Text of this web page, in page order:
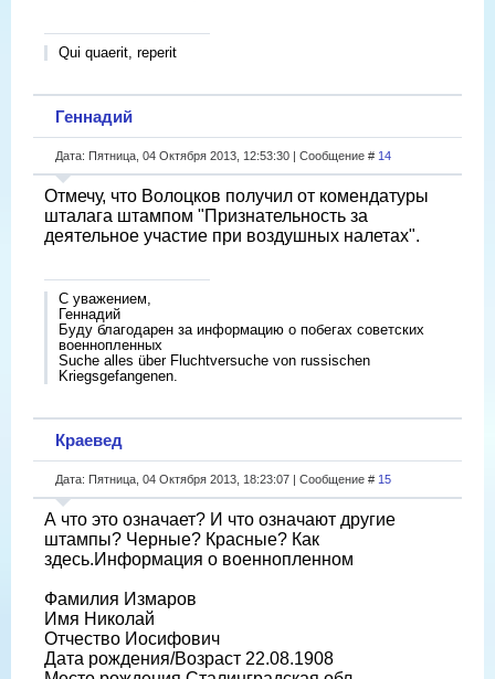
Qui quaerit, reperit
Геннадий
Дата: Пятница, 04 Октября 2013, 12:53:30 | Сообщение # 14
Отмечу, что Волоцков получил от комендатуры
шталага штампом "Признательность за
деятельное участие при воздушных налетах".
С уважением,
Геннадий
Буду благодарен за информацию о побегах советских
военнопленных
Suche alles über Fluchtversuche von russischen
Kriegsgefangenen.
Краевед
Дата: Пятница, 04 Октября 2013, 18:23:07 | Сообщение # 15
А что это означает? И что означают другие
штампы? Черные? Красные? Как
здесь.Информация о военнопленном
Фамилия Измаров
Имя Николай
Отчество Иосифович
Дата рождения/Возраст 22.08.1908